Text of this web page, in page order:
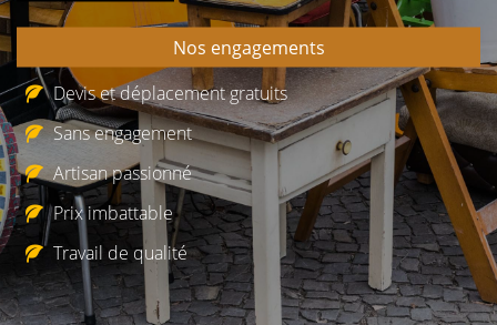
Nos engagements
Devis et déplacement gratuits
Sans engagement
Artisan passionné
Prix imbattable
Travail de qualité